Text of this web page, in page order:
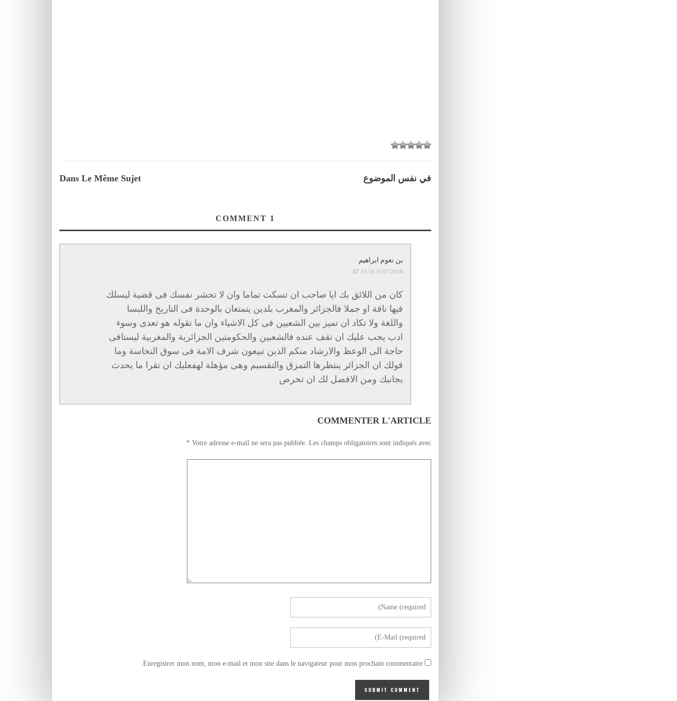
Dans Le Même Sujet في نفس الموضوع
1
بن نعوم ابراهيم
31/07/2016 AT 14:10
كان من اللائق بك ايا صاحب ان تسكت تماما وان لا تحشر نفسك فى قضية ليسلك
فيها ناقة او جملا فالجزائر والمغرب بلدين يتمتعان بالوحدة فى التاريخ واللبسا
واللغة ولا تكاد ان تميز بين الشعبين فى كل الاشياء وان ما تقوله هو تعدى وسوء
ادب يجب عليك ان تقف عنده فالشعبين والحكومتين الجزائرية والمغربية ليستافى
حاجة الى الوعظ والارشاد منكم الذين تبيعون شرف الامة فى سوق النخاسة وما
قولك ان الجزائر ينتظرها التمزق والتقسيم وهى مؤهلة لهفعليك ان تقرا ما يحدث
بجانبك ومن الافضل لك ان تخرص
COMMENTER L'ARTICLE
Votre adresse e-mail ne sera pas publiée. Les champs obligatoires sont indiqués avec
*
Enregistrer mon nom, mon e-mail et mon site dans le navigateur pour mon prochain commentaire.